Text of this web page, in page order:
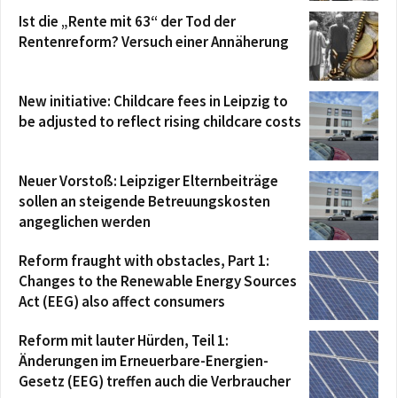
Ist die „Rente mit 63“ der Tod der
Rentenreform? Versuch einer Annäherung
New initiative: Childcare fees in Leipzig to
be adjusted to reflect rising childcare costs
Neuer Vorstoß: Leipziger Elternbeiträge
sollen an steigende Betreuungskosten
angeglichen werden
Reform fraught with obstacles, Part 1:
Changes to the Renewable Energy Sources
Act (EEG) also affect consumers
Reform mit lauter Hürden, Teil 1:
Änderungen im Erneuerbare-Energien-
Gesetz (EEG) treffen auch die Verbraucher